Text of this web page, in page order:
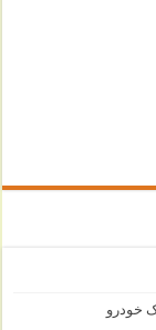
خودرو